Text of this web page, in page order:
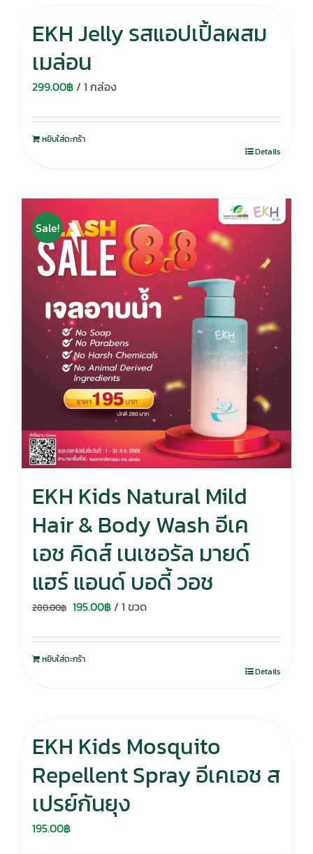
EKH Jelly รสแอปเปิ้ลผสม
เมล่อน
299.00฿/ 1 กล่อง
หยิบใส่ตะกร้า
Details
Sale!
EKH Kids Natural Mild
Hair & Body Wash อีเค
เอช คิดส์ เนเชอรัล มายด์
แฮร์ แอนด์ บอดี้ วอช
280.00฿ Original
was:
280.00฿.
195.00฿Current
is:
/ 1 ขวด
หยิบใส่ตะกร้า
Details
EKH Kids Mosquito
Repellent Spray อีเคเอช ส
เปรย์กันยุง
195.00฿